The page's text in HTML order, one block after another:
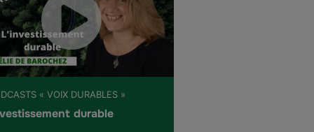
« VOIX DURABLES »
durable